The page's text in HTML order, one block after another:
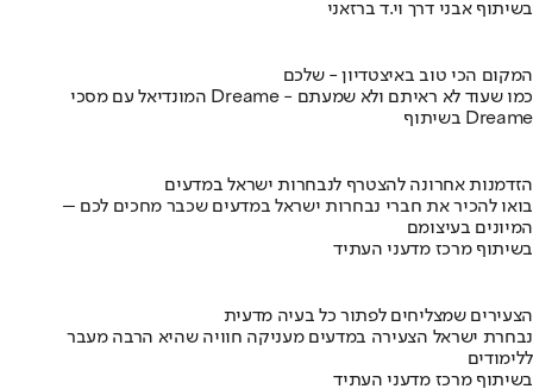
בשיתוף אבני דרך וי.ד ברזאני
המקום הכי טוב באיצטדיון - שלכם
המונדיאל עם מסכי Dreame - כמו שעוד לא ראיתם ולא שמעתם
בשיתוף Dreame
הזדמנות אחרונה להצטרף לנבחרות ישראל במדעים
בואו להכיר את חברי נבחרות ישראל במדעים שכבר מחכים לכם –
המיונים בעיצומם
בשיתוף מרכז מדעני העתיד
הצעירים שמצליחים לפתור כל בעיה מדעית
נבחרת ישראל הצעירה במדעים מעניקה חוויה שהיא הרבה מעבר
ללימודים
בשיתוף מרכז מדעני העתיד